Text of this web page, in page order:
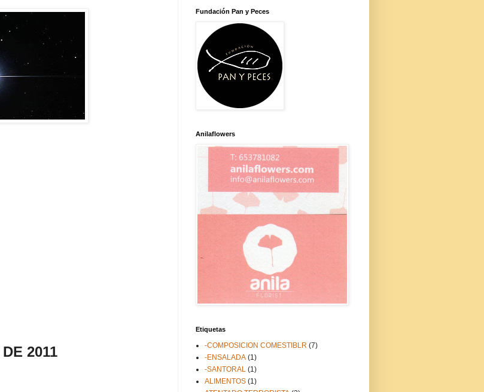
2011
Fundación Pan y Peces
Anilaflowers
Etiquetas
-COMPOSICION COMESTIBLR (7)
-ENSALADA (1)
-SANTORAL (1)
ALIMENTOS (1)